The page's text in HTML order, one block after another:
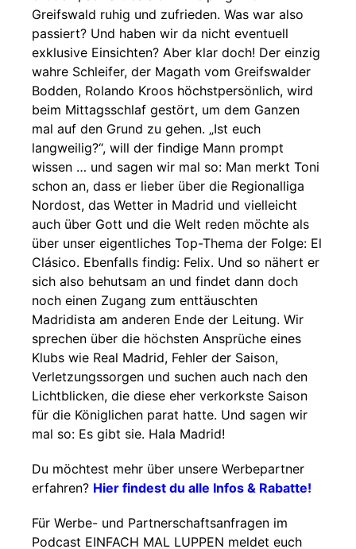
Greifswald ruhig und zufrieden. Was war also
passiert? Und haben wir da nicht eventuell
exklusive Einsichten? Aber klar doch! Der einzig
wahre Schleifer, der Magath vom Greifswalder
Bodden, Rolando Kroos höchstpersönlich, wird
beim Mittagsschlaf gestört, um dem Ganzen
mal auf den Grund zu gehen. „Ist euch
langweilig?“, will der findige Mann prompt
wissen … und sagen wir mal so: Man merkt Toni
schon an, dass er lieber über die Regionalliga
Nordost, das Wetter in Madrid und vielleicht
auch über Gott und die Welt reden möchte als
über unser eigentliches Top-Thema der Folge: El
Clásico. Ebenfalls findig: Felix. Und so nähert er
sich also behutsam an und findet dann doch
noch einen Zugang zum enttäuschten
Madridista am anderen Ende der Leitung. Wir
sprechen über die höchsten Ansprüche eines
Klubs wie Real Madrid, Fehler der Saison,
Verletzungssorgen und suchen auch nach den
Lichtblicken, die diese eher verkorkste Saison
für die Königlichen parat hatte. Und sagen wir
mal so: Es gibt sie. Hala Madrid!
Du möchtest mehr über unsere Werbepartner
erfahren? Hier findest du alle Infos & Rabatte!
Für Werbe- und Partnerschaftsanfragen im
Podcast EINFACH MAL LUPPEN meldet euch